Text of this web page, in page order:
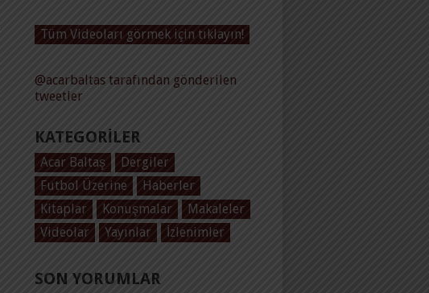
Tüm Videoları görmek için tıklayın!
@acarbaltas tarafından gönderilen
tweetler
KATEGORILER
Acar Baltaş
Dergiler
Futbol Üzerine
Haberler
Kitaplar
Konuşmalar
Makaleler
Videolar
Yayınlar İzlenimler
SON YORUMLAR